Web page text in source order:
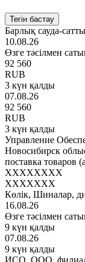
Тегін бастау
Барлық сауда-
10.08.26
Өзге тәсілмен
92 560
RUB
3 күн қалды
07.08.26
92 560
RUB
3 күн қалды
Управление
Новосибирск
поставка товаров
XXXXXXXX
XXXXXXX
Көлік, Шиналар,
16.08.26
Өзге тәсілмен
9 күн қалды
07.08.26
9 күн қалды